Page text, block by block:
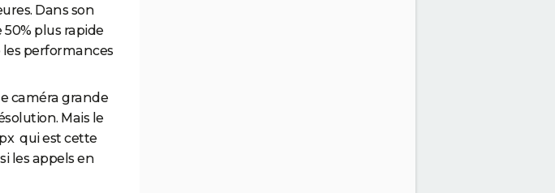
Dans son
plus rapide
les performances
caméra grande
Mais le
qui est cette
les appels en